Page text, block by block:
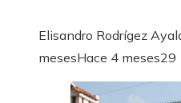
Elisandro Rodrígez
mesesHace 4 meses29